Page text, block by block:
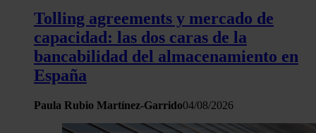
Tolling agreements y mercado de
capacidad: las dos caras de la
bancabilidad del almacenamiento en
España
Paula Rubio Martínez-Garrido04/08/2026